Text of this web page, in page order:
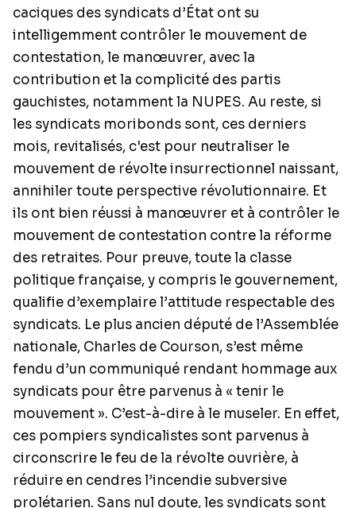
caciques des syndicats d’État ont su
intelligemment contrôler le mouvement de
contestation, le manœuvrer, avec la
contribution et la complicité des partis
gauchistes, notamment la NUPES. Au reste, si
les syndicats moribonds sont, ces derniers
mois, revitalisés, c'est pour neutraliser le
mouvement de révolte insurrectionnel naissant,
annihiler toute perspective révolutionnaire. Et
ils ont bien réussi à manœuvrer et à contrôler le
mouvement de contestation contre la réforme
des retraites. Pour preuve, toute la classe
politique française, y compris le gouvernement,
qualifie d’exemplaire l’attitude respectable des
syndicats. Le plus ancien député de l’Assemblée
nationale, Charles de Courson, s’est même
fendu d’un communiqué rendant hommage aux
syndicats pour être parvenus à « tenir le
mouvement ». C’est-à-dire à le museler. En effet,
ces pompiers syndicalistes sont parvenus à
circonscrire le feu de la révolte ouvrière, à
réduire en cendres l’incendie subversive
prolétarien. Sans nul doute, les syndicats sont